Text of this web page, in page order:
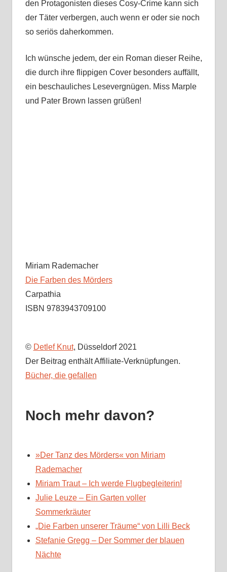
den Protagonisten dieses Cosy-Crime kann sich
der Täter verbergen, auch wenn er oder sie noch
so seriös daherkommen.
Ich wünsche jedem, der ein Roman dieser Reihe,
die durch ihre flippigen Cover besonders auffällt,
ein beschauliches Lesevergnügen. Miss Marple
und Pater Brown lassen grüßen!
Miriam Rademacher
Die Farben des Mörders
Carpathia
ISBN 9783943709100
© Detlef Knut, Düsseldorf 2021
Der Beitrag enthält Affiliate-Verknüpfungen.
Bücher, die gefallen
Noch mehr davon?
»Der Tanz des Mörders« von Miriam
Rademacher
Miriam Traut – Ich werde Flugbegleiterin!
Julie Leuze – Ein Garten voller
Sommerkräuter
„Die Farben unserer Träume“ von Lilli Beck
Stefanie Gregg – Der Sommer der blauen
Nächte